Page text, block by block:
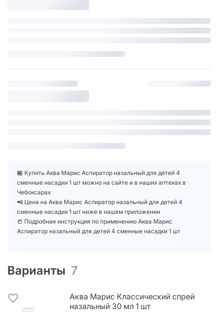
🏪 Купить Аква Марис Аспиратор назальный для детей 4
сменные насадки 1 шт можно на сайте и в наших аптеках в
Чебоксарах
📲 Цена на Аква Марис Аспиратор назальный для детей 4
сменные насадки 1 шт ниже в нашем приложении
📒 Подробная инструкция по применению Аква Марис
Аспиратор назальный для детей 4 сменные насадки 1 шт
Варианты 7
Аква Марис Классический спрей
назальный 30 мл 1 шт